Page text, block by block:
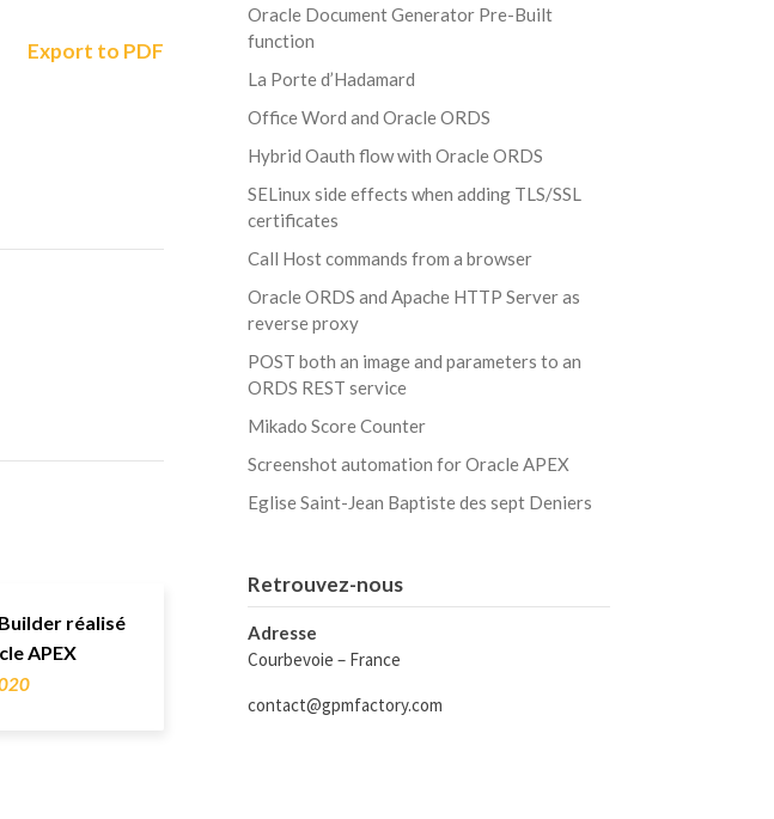
Export to PDF
réalisé
APEX
Oracle Document Generator Pre-Built
function
La Porte d’Hadamard
Office Word and Oracle ORDS
Hybrid Oauth flow with Oracle ORDS
SELinux side effects when adding TLS/SSL
certificates
Call Host commands from a browser
Oracle ORDS and Apache HTTP Server as
reverse proxy
POST both an image and parameters to an
ORDS REST service
Mikado Score Counter
Screenshot automation for Oracle APEX
Eglise Saint-Jean Baptiste des sept Deniers
Retrouvez-nous
Adresse
Courbevoie – France
contact@gpmfactory.com